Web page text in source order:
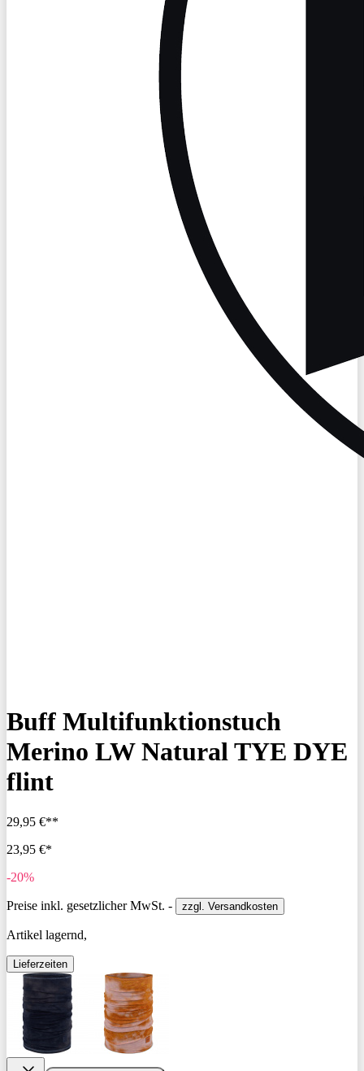
Buff Multifunktionstuch
Merino LW Natural TYE DYE
flint
29,95 €**
23,95 €*
-20%
Preise inkl. gesetzlicher MwSt. - zzgl. Versandkosten
Artikel lagernd,
Lieferzeiten